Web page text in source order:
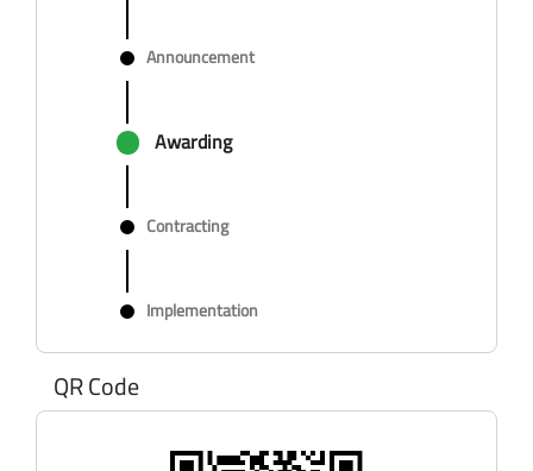
Announcement
Awarding
Contracting
Implementation
QR Code